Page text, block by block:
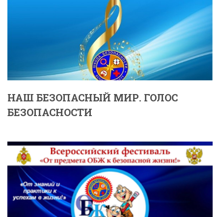
НАШ БЕЗОПАСНЫЙ МИР. ГОЛОС
БЕЗОПАСНОСТИ